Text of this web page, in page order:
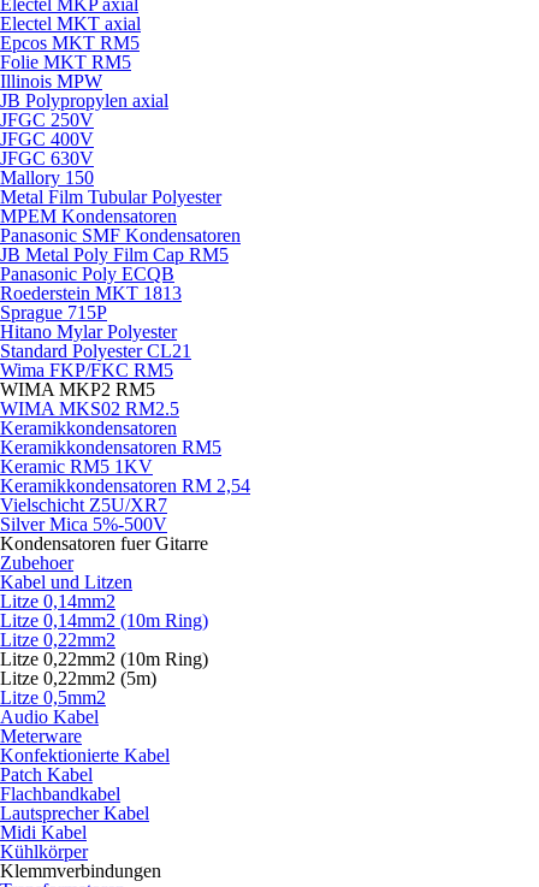
Electel MKP axial
Electel MKT axial
Epcos MKT RM5
Folie MKT RM5
Illinois MPW
JB Polypropylen axial
JFGC 250V
JFGC 400V
JFGC 630V
Mallory 150
Metal Film Tubular Polyester
MPEM Kondensatoren
Panasonic SMF Kondensatoren
JB Metal Poly Film Cap RM5
Panasonic Poly ECQB
Roederstein MKT 1813
Sprague 715P
Hitano Mylar Polyester
Standard Polyester CL21
Wima FKP/FKC RM5
WIMA MKP2 RM5
WIMA MKS02 RM2.5
Keramikkondensatoren
Keramikkondensatoren RM5
Keramic RM5 1KV
Keramikkondensatoren RM 2,54
Vielschicht Z5U/XR7
Silver Mica 5%-500V
Kondensatoren fuer Gitarre
Zubehoer
Kabel und Litzen
Litze 0,14mm2
Litze 0,14mm2 (10m Ring)
Litze 0,22mm2
Litze 0,22mm2 (10m Ring)
Litze 0,22mm2 (5m)
Litze 0,5mm2
Audio Kabel
Meterware
Konfektionierte Kabel
Patch Kabel
Flachbandkabel
Lautsprecher Kabel
Midi Kabel
Kühlkörper
Klemmverbindungen